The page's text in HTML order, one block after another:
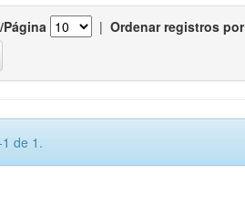
| Ordenar registros por
de 1.